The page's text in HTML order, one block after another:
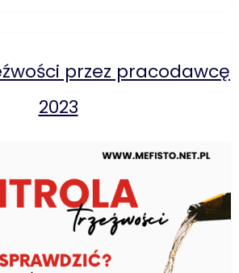
przez pracodawcę
2023